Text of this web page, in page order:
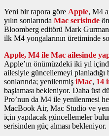
Yeni bir rapora göre Apple, M4
yılın sonlarında Mac serisinde
Bloomberg editörü Mark
ilk M4 yongalarının üretiminde
Apple, M4 ile Mac ailesinde
Apple’ın önümüzdeki iki yıl
ailesiyle güncellemeyi
sonlarında; yenilenmiş iMac, 14
başlaması bekleniyor. Daha üst
Pro’nun da M4 ile yenilenmesi
MacBook Air, Mac Studio ve
için yapılacak güncellemeler
serisinden güç alması bekleniyor.